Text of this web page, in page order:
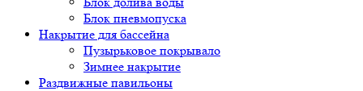
Блок пневмопуска
Накрытие для бассейна
Пузырьковое покрывало
Зимнее накрытие
Раздвижные павильоны